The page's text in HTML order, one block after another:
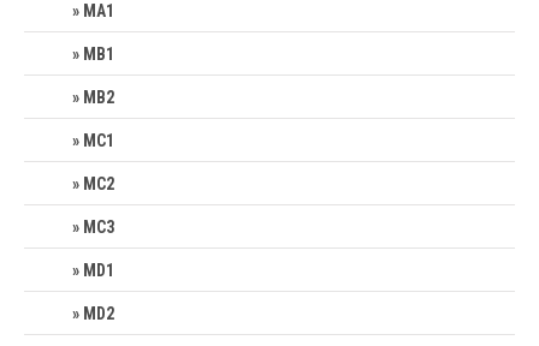
MA1
MB1
MB2
MC1
MC2
MC3
MD1
MD2